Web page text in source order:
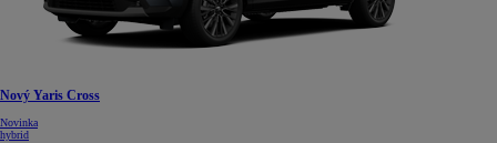
Nový Yaris Cross
Novinka
hybrid